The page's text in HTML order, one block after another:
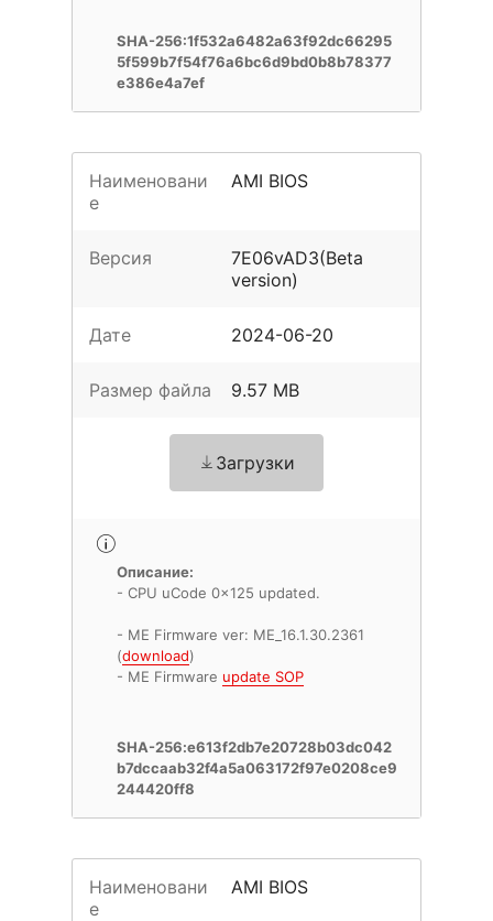
SHA-256:1f532a6482a63f92dc66295
5f599b7f54f76a6bc6d9bd0b8b78377
e386e4a7ef
Наименовани
е
AMI BIOS
Версия
7E06vAD3(Beta
version)
Дате 2024-06-20
Размер файла 9.57 MB
Загрузки
Описание:
- CPU uCode 0x125 updated.
- ME Firmware ver: ME_16.1.30.2361
(download)
- ME Firmware update SOP
SHA-256:e613f2db7e20728b03dc042
b7dccaab32f4a5a063172f97e0208ce9
244420ff8
Наименовани
е
AMI BIOS